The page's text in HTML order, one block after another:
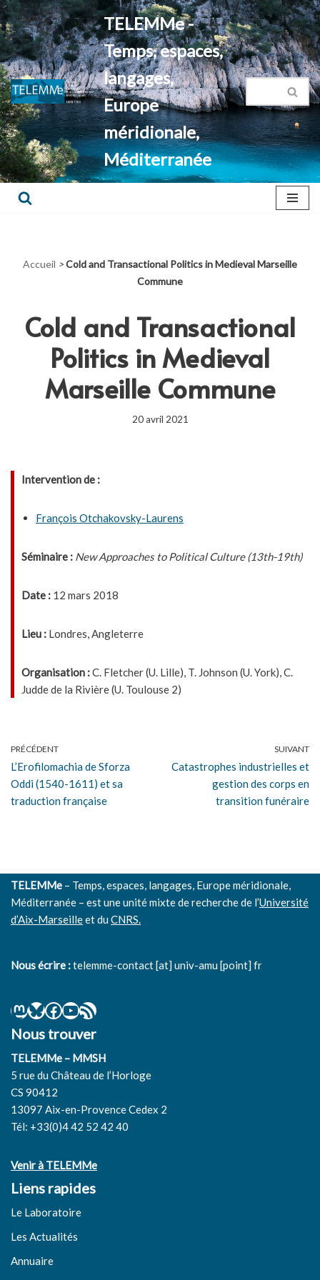
Aller
au
contenu
TELEMMe -
Temps, espaces,
langages,
Europe
méridionale,
Méditerranée
Accueil >Cold and Transactional Politics in Medieval Marseille
Commune
Cold and Transactional
Politics in Medieval
Marseille Commune
20 avril 2021
Intervention de :
François Otchakovsky-Laurens
Séminaire : New Approaches to Political Culture (13th-19th)
Date : 12 mars 2018
Lieu : Londres, Angleterre
Organisation :C. Fletcher (U. Lille), T. Johnson (U. York), C.
Judde de la Rivière (U. Toulouse 2)
PRÉCÉDENT
L’Erofilomachia de Sforza
Oddi (1540-1611) et sa
traduction française
SUIVANT
Catastrophes industrielles et
gestion des corps en
transition funéraire
TELEMMe – Temps, espaces, langages, Europe méridionale,
Méditerranée – est une unité mixte de recherche de l’Université
d’Aix-Marseilleet duCNRS.
Nous écrire :telemme-contact [at] univ-amu [point] fr
Nous trouver
TELEMMe – MMSH
5 rue du Château de l’Horloge
CS 90412
13097 Aix-en-Provence Cedex 2
Tél: +33(0)4 42 52 42 40
Venir à TELEMMe
Liens rapides
Le Laboratoire
Les Actualités
Annuaire